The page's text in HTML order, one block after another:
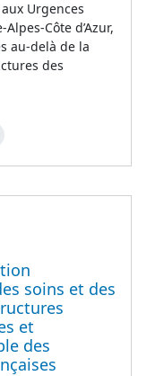
Urgences
Côte d’Azur,
au-delà de la
des
soins et des
et
des